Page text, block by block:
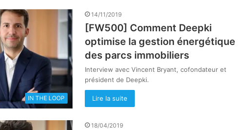
IN THE LOOP
14/11/2019
[FW500] Comment Deepki
optimise la gestion énergétique
des parcs immobiliers
Interview avec Vincent Bryant, cofondateur et
président de Deepki.
Lire la suite
18/04/2019